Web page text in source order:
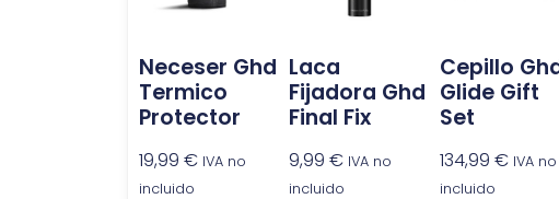
Neceser Ghd
Termico
Protector
19,99 € IVA no
incluido
Laca
Fijadora Ghd
Final Fix
9,99€ IVA no
incluido
Cepillo
Glide Gift
Set
134,99 € IVA no
incluido